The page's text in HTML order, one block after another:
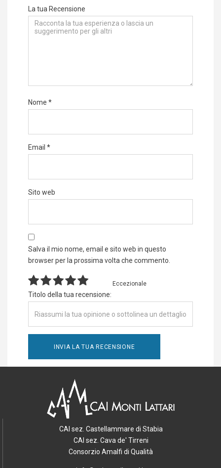
La tua Recensione
Nome *
Email *
Sito web
Salva il mio nome, email e sito web in questo
browser per la prossima volta che commento.
Eccezionale
Titolo della tua recensione:
CAI sez. Castellammare di Stabia
CAI sez. Cava de' Tirreni
Consorzio Amalfi di Qualità